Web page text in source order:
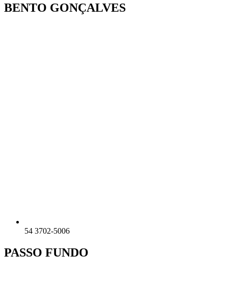
BENTO GONÇALVES
54 3702-5006
PASSO FUNDO